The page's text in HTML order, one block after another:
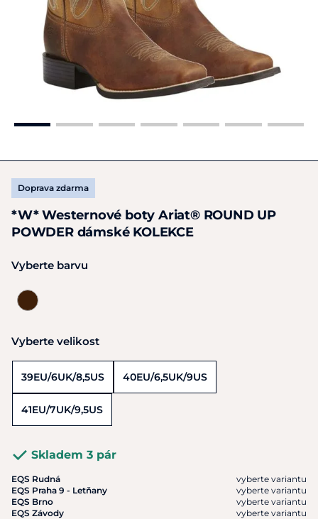
Doprava zdarma
*W* Westernové boty Ariat® ROUND UP
POWDER dámské KOLEKCE
Vyberte barvu
Vyberte velikost
39EU/6UK/8,5US 40EU/6,5UK/9US
41EU/7UK/9,5US
Skladem 3 pár
EQS Rudná
vyberte variantu
EQS Praha 9 - Letňany
vyberte variantu
EQS Brno
vyberte variantu
EQS Závody
vyberte variantu